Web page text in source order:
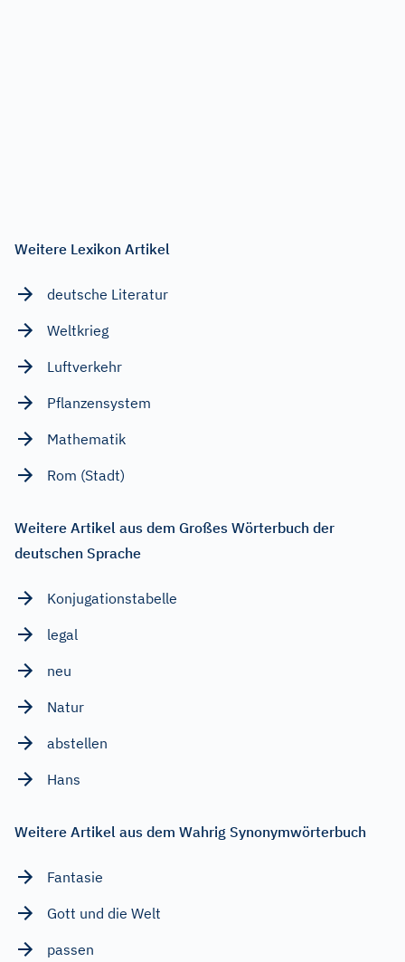
Weitere Lexikon Artikel
deutsche Literatur
Weltkrieg
Luftverkehr
Pflanzensystem
Mathematik
Rom (Stadt)
Weitere Artikel aus dem Großes Wörterbuch der
deutschen Sprache
Konjugationstabelle
legal
neu
Natur
abstellen
Hans
Weitere Artikel aus dem Wahrig Synonymwörterbuch
Fantasie
Gott und die Welt
passen